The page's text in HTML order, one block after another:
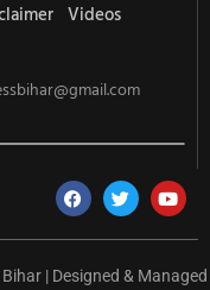
Videos
| Designed & Managed